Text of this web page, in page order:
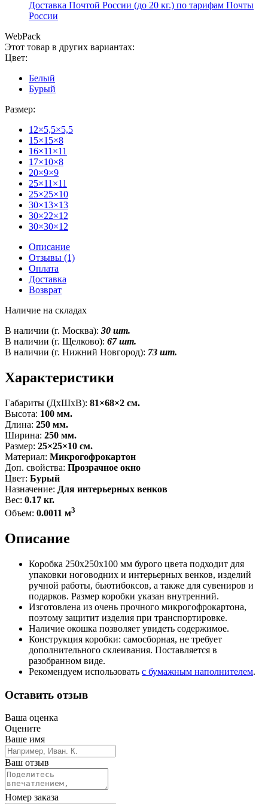
Доставка Почтой России (до 20 кг.) по тарифам Почты
России
WebPack
Этот товар в других вариантах:
Цвет:
Белый
Бурый
Размер:
12×5,5×5,5
15×15×8
16×11×11
17×10×8
20×9×9
25×11×11
25×25×10
30×13×13
30×22×12
30×30×12
Описание
Отзывы (1)
Оплата
Доставка
Возврат
Наличие на складах
В наличии (г. Москва): 30 шт.
В наличии (г. Щелково): 67 шт.
В наличии (г. Нижний Новгород): 73 шт.
Характеристики
Габариты (ДxШxВ): 81×68×2 см.
Высота: 100 мм.
Длина: 250 мм.
Ширина: 250 мм.
Размер: 25×25×10 см.
Материал: Микрогофрокартон
Доп. свойства: Прозрачное окно
Цвет: Бурый
Назначение: Для интерьерных венков
Вес: 0.17 кг.
Объем: 0.0011 м3
Описание
Коробка 250х250х100 мм бурого цвета подходит для
упаковки ноговодних и интерьерных венков, изделий
ручной работы, бьютибоксов, а также для сувениров и
подарков. Размер коробки указан внутренний.
Изготовлена из очень прочного микрогофрокартона,
поэтому защитит изделия при транспортировке.
Наличие окошка позволяет увидеть содержимое.
Конструкция коробки: самосборная, не требует
дополнительного склеивания. Поставляется в
разобранном виде.
Рекомендуем использовать с бумажным наполнителем.
Оставить отзыв
Ваша оценка
Оцените
Ваше имя
Ваш отзыв
Номер заказа